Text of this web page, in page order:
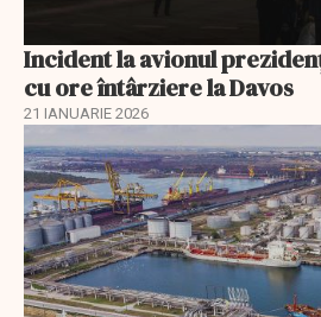
Incident la avionul
cu ore întârziere la Davos
21 IANUARIE 2026
EXCLUSIV